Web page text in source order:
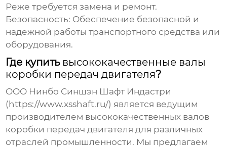
Реже требуется замена и ремонт.
Безопасность: Обеспечение безопасной и
надежной работы транспортного средства или
оборудования.
Где купить высококачественные валы
коробки передач двигателя?
ООО Нинбо Синшэн Шафт Индастри
( https://www.xsshaft.ru/) является ведущим
производителем высококачественных валов
коробки передач двигателя для различных
отраслей промышленности. Мы предлагаем